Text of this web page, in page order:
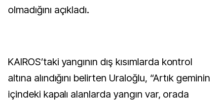
olmadığını açıkladı.
KAIROS’taki yangının dış kısımlarda kontrol
altına alındığını belirten Uraloğlu, “Artık geminin
içindeki kapalı alanlarda yangın var, orada